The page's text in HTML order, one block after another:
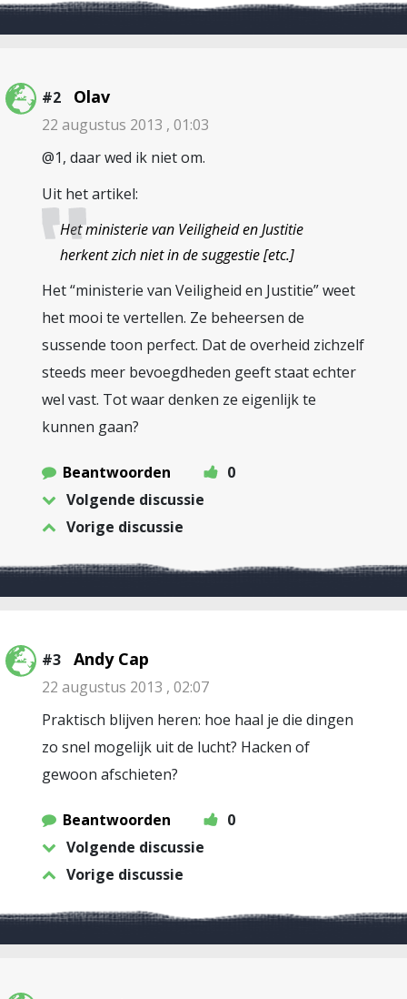
#2 Olav
22 augustus 2013 , 01:03
@1, daar wed ik niet om.
Uit het artikel:
Het ministerie van Veiligheid en Justitie
herkent zich niet in de suggestie [etc.]
Het “ministerie van Veiligheid en Justitie” weet
het mooi te vertellen. Ze beheersen de
sussende toon perfect. Dat de overheid zichzelf
steeds meer bevoegdheden geeft staat echter
wel vast. Tot waar denken ze eigenlijk te
kunnen gaan?
Beantwoorden
0
Volgende discussie
Vorige discussie
#3 Andy Cap
22 augustus 2013 , 02:07
Praktisch blijven heren: hoe haal je die dingen
zo snel mogelijk uit de lucht? Hacken of
gewoon afschieten?
Beantwoorden
0
Volgende discussie
Vorige discussie